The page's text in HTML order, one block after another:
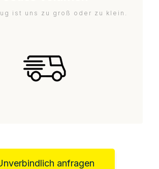
ist uns zu groß oder zu klein.
anfragen